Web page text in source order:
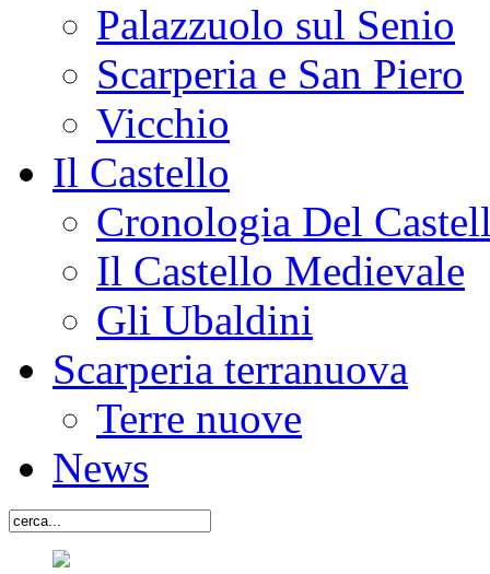
Palazzuolo sul Senio
Scarperia e San Piero
Vicchio
Il Castello
Cronologia Del
Il Castello Medievale
Gli Ubaldini
Scarperia terranuova
Terre nuove
News